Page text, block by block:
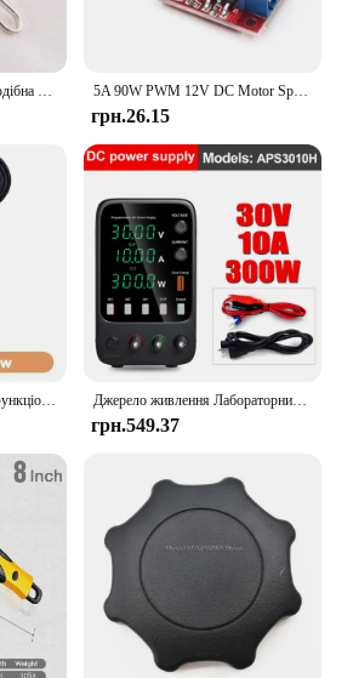
1 шт. Пряжка на талії U-подібна регульована ґудзик Джинсові ґудзики без слідів Знімні затискачі для штанів Аксесуари для одягу Інструмент 5A 90W PWM 12V DC Motor Speed Controller Module DC-DC 4.5V-35V Adjustable Speed Regulator Control Governor Switch 24V
грн.26.15
1 шт. 6-дюймовий багатофункціональний ремінний ключ Знімач масляного фільтра Гайковий ключ для ремінця Ланцюговий ключ Відкривачка для ремінця Регульований інструмент для розбирання Джерело живлення Лабораторний кодер Регулювання пам'яті Регульоване джерело живлення постійного струму 30 В 10 А Настільне джерело живлення 120 В 60 В 5 А 3 А зарядка
грн.549.37